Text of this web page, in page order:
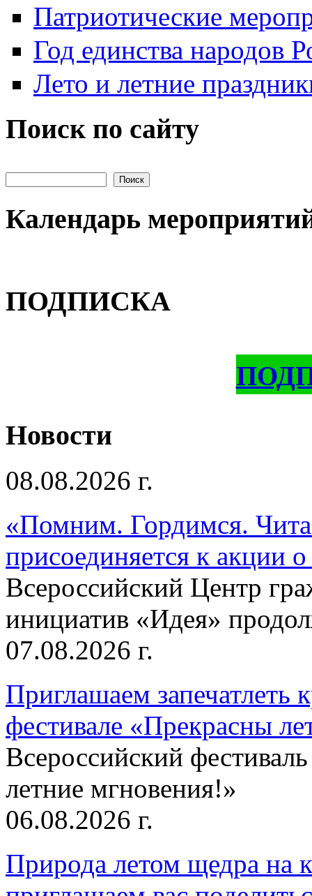
Патриотические
Год единства народов
Лето и летние
Поиск по сайту
Календарь
ПОДПИСКА
Новости
08.08.2026 г.
«Помним. Гордимся.
присоединяется к акции
Всероссийский Центр
инициатив «Идея»
07.08.2026 г.
Приглашаем запечатлеть
фестивале «Прекрасны
Всероссийский
летние мгновения!»
06.08.2026 г.
Природа летом щедра на